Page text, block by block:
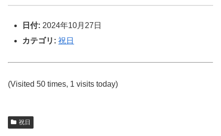
日付: 2024年10月27日
カテゴリ: 祝日
(Visited 50 times, 1 visits today)
祝日